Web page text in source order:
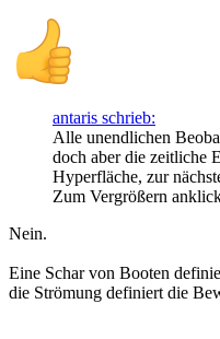
antaris schrieb:
Alle unendlichen
doch aber die zeitliche
Hyperfläche, zur
Zum Vergrößern
Nein.
Eine Schar von Booten
die Strömung definiert die